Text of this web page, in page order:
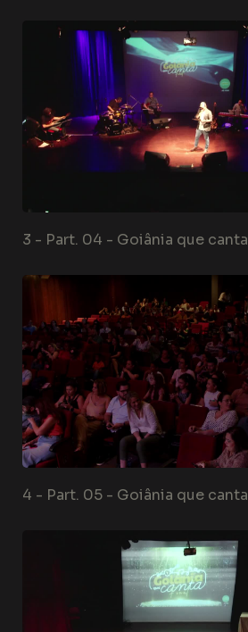
3 - Part. 04 - Goiânia que canta
4 - Part. 05 - Goiânia que canta